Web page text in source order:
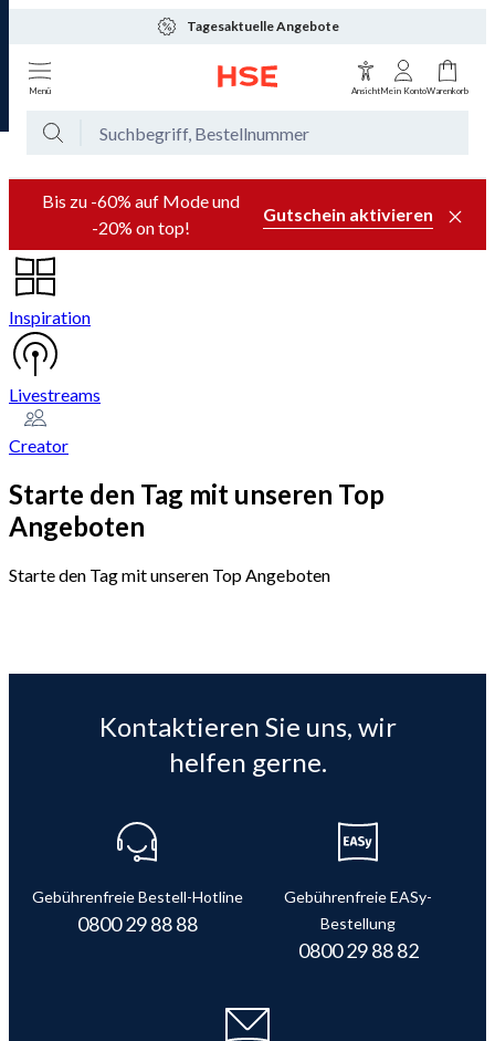
Tagesaktuelle Angebote
Menü AnsichtMein KontoWarenkorb
Bis zu -60% auf Mode und
-20% on top!
Gutschein aktivieren
Inspiration
Livestreams
Creator
Starte den Tag mit unseren Top
Angeboten
Starte den Tag mit unseren Top Angeboten
Kontaktieren Sie uns, wir
helfen gerne.
Gebührenfreie Bestell-Hotline
0800 29 88 88
Gebührenfreie EASy-
Bestellung
0800 29 88 82